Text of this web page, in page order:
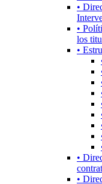
•
•
los
•
•
•